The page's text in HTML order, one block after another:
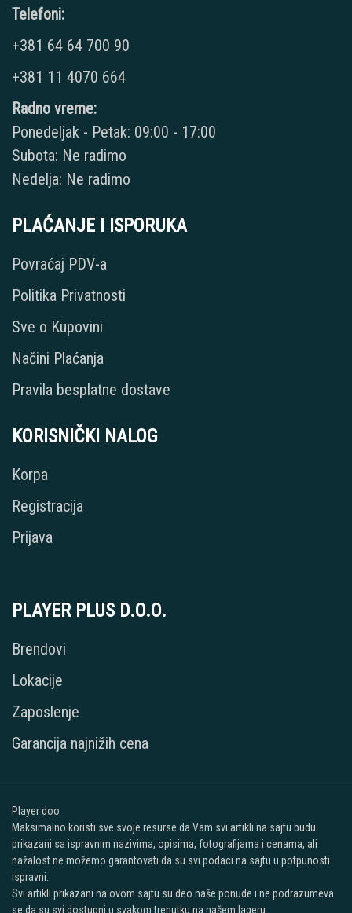
Telefoni:
+381 64 64 700 90
+381 11 4070 664
Radno vreme:
Ponedeljak - Petak: 09:00 - 17:00
Subota: Ne radimo
Nedelja: Ne radimo
PLAĆANJE I ISPORUKA
Povraćaj PDV-a
Politika Privatnosti
Sve o Kupovini
Načini Plaćanja
Pravila besplatne dostave
KORISNIČKI NALOG
Korpa
Registracija
Prijava
PLAYER PLUS D.O.O.
Brendovi
Lokacije
Zaposlenje
Garancija najnižih cena
Player doo
Maksimalno koristi sve svoje resurse da Vam svi artikli na sajtu budu
prikazani sa ispravnim nazivima, opisima, fotografijama i cenama, ali
nažalost ne možemo garantovati da su svi podaci na sajtu u potpunosti
ispravni.
Svi artikli prikazani na ovom sajtu su deo naše ponude i ne podrazumeva
se da su svi dostupni u svakom trenutku na našem lageru.